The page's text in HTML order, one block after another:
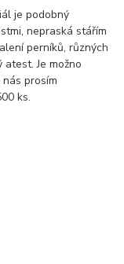
je podobný
nepraská stářím
perníků, různých
Je možno
prosím
ks.